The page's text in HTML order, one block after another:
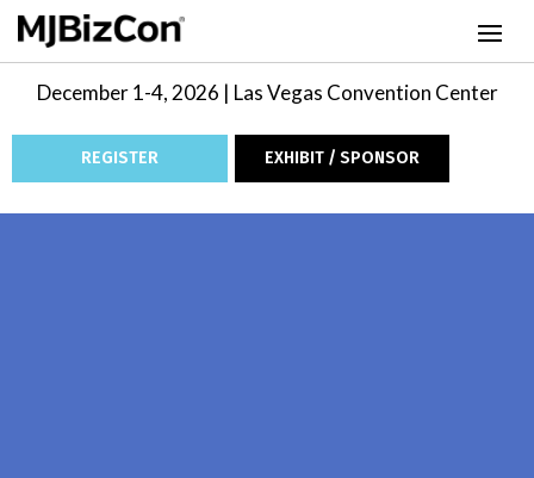
December 1-4, 2026 | Las Vegas Convention Center
REGISTER EXHIBIT / SPONSOR